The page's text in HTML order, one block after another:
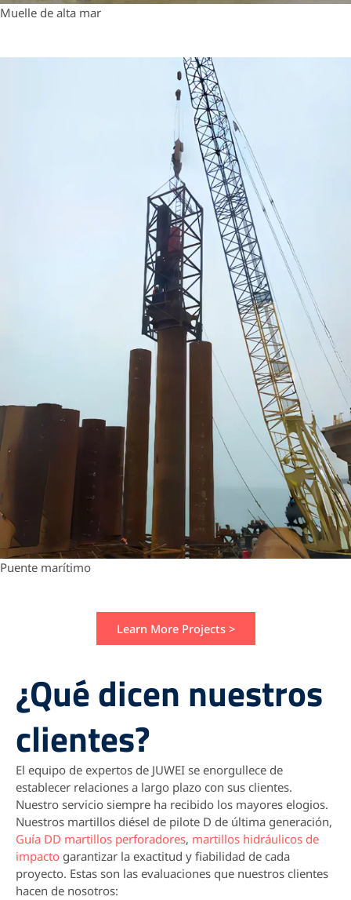
Muelle de alta mar
Puente marítimo
Learn More Projects >
¿Qué dicen nuestros
clientes?
El equipo de expertos de JUWEI se enorgullece de
establecer relaciones a largo plazo con sus clientes.
Nuestro servicio siempre ha recibido los mayores elogios.
Nuestros martillos diésel de pilote D de última generación,
Guía DD martillos perforadores, martillos hidráulicos de
impacto garantizar la exactitud y fiabilidad de cada
proyecto. Estas son las evaluaciones que nuestros clientes
hacen de nosotros: